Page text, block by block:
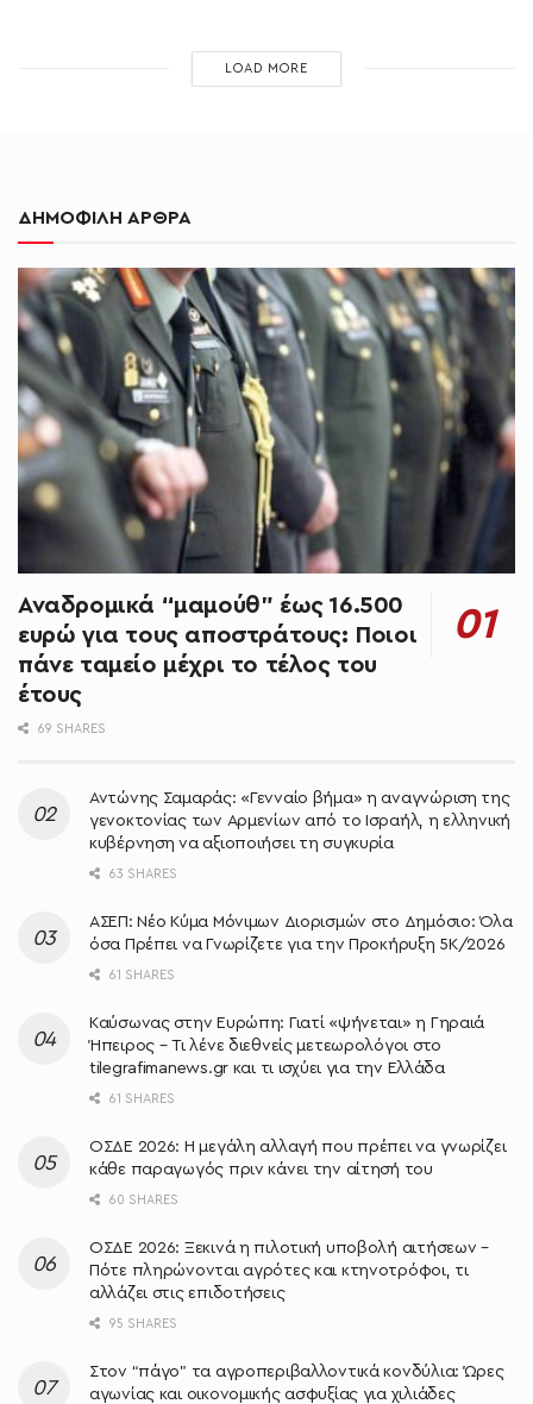
LOAD MORE
ΔΗΜΟΦΙΛΗ ΑΡΘΡΑ
Αναδρομικά “μαμούθ” έως 16.500
ευρώ για τους αποστράτους: Ποιοι
πάνε ταμείο μέχρι το τέλος του
έτους
69 SHARES
Αντώνης Σαμαράς: «Γενναίο βήμα» η αναγνώριση της
γενοκτονίας των Αρμενίων από το Ισραήλ, η ελληνική
κυβέρνηση να αξιοποιήσει τη συγκυρία
63 SHARES
ΑΣΕΠ: Νέο Κύμα Μόνιμων Διορισμών στο Δημόσιο: Όλα
όσα Πρέπει να Γνωρίζετε για την Προκήρυξη 5Κ/2026
61 SHARES
Καύσωνας στην Ευρώπη: Γιατί «ψήνεται» η Γηραιά
Ήπειρος – Τι λένε διεθνείς μετεωρολόγοι στο
tilegrafimanews.gr και τι ισχύει για την Ελλάδα
61 SHARES
ΟΣΔΕ 2026: Η μεγάλη αλλαγή που πρέπει να γνωρίζει
κάθε παραγωγός πριν κάνει την αίτησή του
60 SHARES
ΟΣΔΕ 2026: Ξεκινά η πιλοτική υποβολή αιτήσεων –
Πότε πληρώνονται αγρότες και κτηνοτρόφοι, τι
αλλάζει στις επιδοτήσεις
95 SHARES
Στον “πάγο” τα αγροπεριβαλλοντικά κονδύλια: Ώρες
αγωνίας και οικονομικής ασφυξίας για χιλιάδες